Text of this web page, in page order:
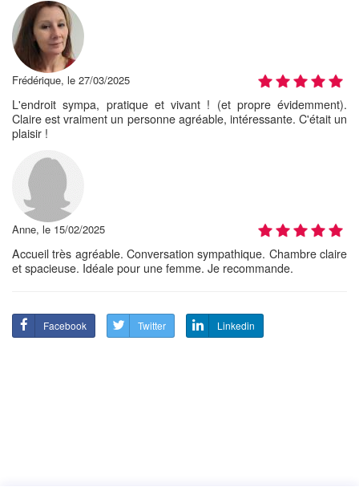
Frédérique, le 27/03/2025
L'endroit sympa, pratique et vivant ! (et propre évidemment).
Claire est vraiment un personne agréable, intéressante. C'était un
plaisir !
Anne, le 15/02/2025
Accueil très agréable. Conversation sympathique. Chambre claire
et spacieuse. Idéale pour une femme. Je recommande.
Facebook Twitter Linkedin